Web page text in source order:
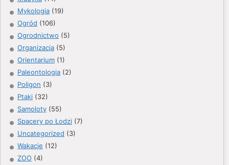
Mykologia (19)
Ogród (106)
Ogrodnictwo (5)
Organizacja (5)
Orientarium (1)
Paleontologia (2)
Poligon (3)
Ptaki (32)
Samoloty (55)
Spacery po Łodzi (7)
Uncategorized (3)
Wakacje (12)
ZOO (4)